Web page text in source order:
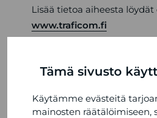
Tämä sivusto
Käytämme evästeitä
mainosten räätälöimiseen,
Lisää tietoa aiheesta löydät
www.traficom.fi
VIIMEISIMMÄT